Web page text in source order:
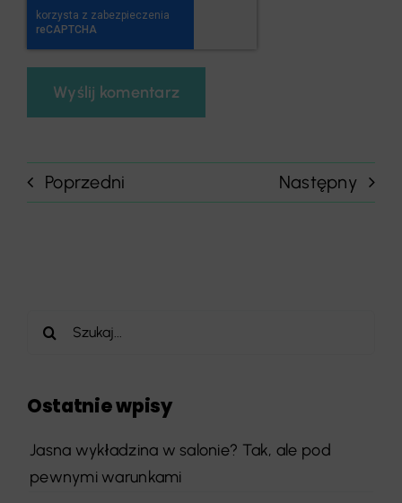
Poprzedni Następny
Szukaj
Ostatnie wpisy
Jasna wykładzina w salonie? Tak, ale pod
pewnymi warunkami